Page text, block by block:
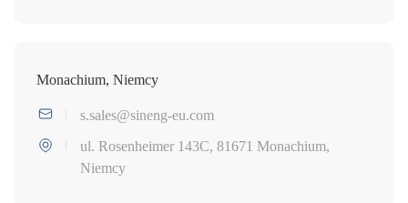
Monachium, Niemcy
s.sales@sineng-eu.com
ul. Rosenheimer 143C, 81671 Monachium,
Niemcy